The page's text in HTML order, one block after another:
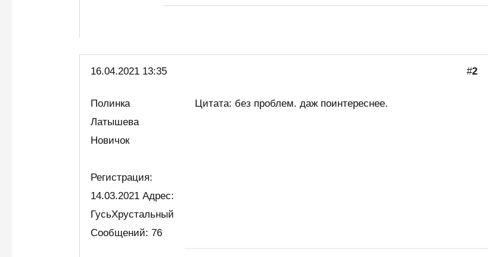
16.04.2021 13:35 #2
Полинка
Латышева
Новичок
Регистрация:
14.03.2021 Адрес:
ГусьХрустальный
Сообщений: 76
Цитата: без проблем. даж поинтереснее.